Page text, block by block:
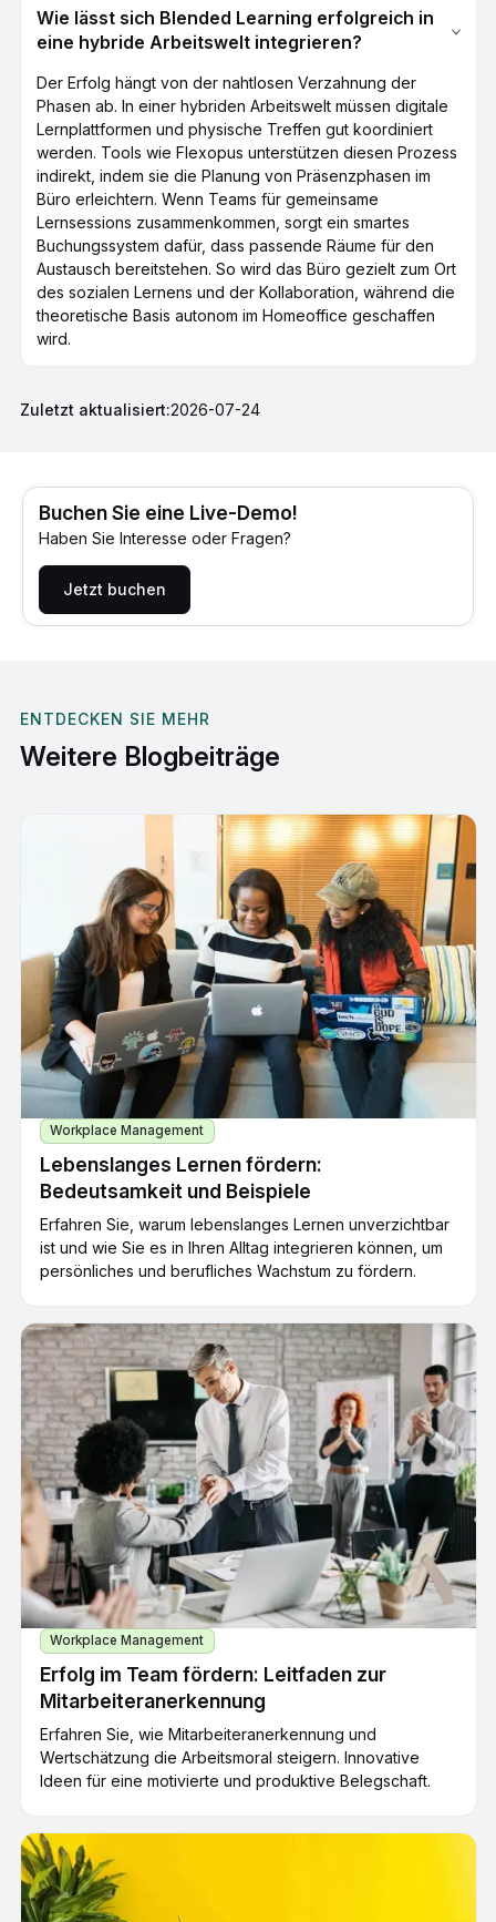
Wie lässt sich Blended Learning erfolgreich in
eine hybride Arbeitswelt integrieren?
Der Erfolg hängt von der nahtlosen Verzahnung der
Phasen ab. In einer hybriden Arbeitswelt müssen digitale
Lernplattformen und physische Treffen gut koordiniert
werden. Tools wie Flexopus unterstützen diesen Prozess
indirekt, indem sie die Planung von Präsenzphasen im
Büro erleichtern. Wenn Teams für gemeinsame
Lernsessions zusammenkommen, sorgt ein smartes
Buchungssystem dafür, dass passende Räume für den
Austausch bereitstehen. So wird das Büro gezielt zum Ort
des sozialen Lernens und der Kollaboration, während die
theoretische Basis autonom im Homeoffice geschaffen
wird.
Zuletzt aktualisiert:2026-07-24
Buchen Sie eine Live-Demo!
Haben Sie Interesse oder Fragen?
Jetzt buchen
ENTDECKEN SIE MEHR
Weitere Blogbeiträge
Workplace Management
Lebenslanges Lernen fördern:
Bedeutsamkeit und Beispiele
Erfahren Sie, warum lebenslanges Lernen unverzichtbar
ist und wie Sie es in Ihren Alltag integrieren können, um
persönliches und berufliches Wachstum zu fördern.
Workplace Management
Erfolg im Team fördern: Leitfaden zur
Mitarbeiteranerkennung
Erfahren Sie, wie Mitarbeiteranerkennung und
Wertschätzung die Arbeitsmoral steigern. Innovative
Ideen für eine motivierte und produktive Belegschaft.